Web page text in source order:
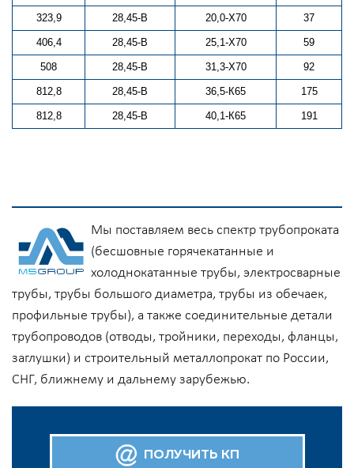
323,9 28,45-В 20,0-Х70 37
406,4 28,45-В 25,1-Х70 59
508 28,45-В 31,3-Х70 92
812,8 28,45-В 36,5-К65 175
812,8 28,45-В 40,1-К65 191
Мы поставляем весь спектр трубопроката
(бесшовные горячекатанные и
холоднокатанные трубы, электросварные
трубы, трубы большого диаметра, трубы из обечаек,
профильные трубы), а также соединительные детали
трубопроводов (отводы, тройники, переходы, фланцы,
заглушки) и строительный металлопрокат по России,
СНГ, ближнему и дальнему зарубежью.
ПОЛУЧИТЬ КП